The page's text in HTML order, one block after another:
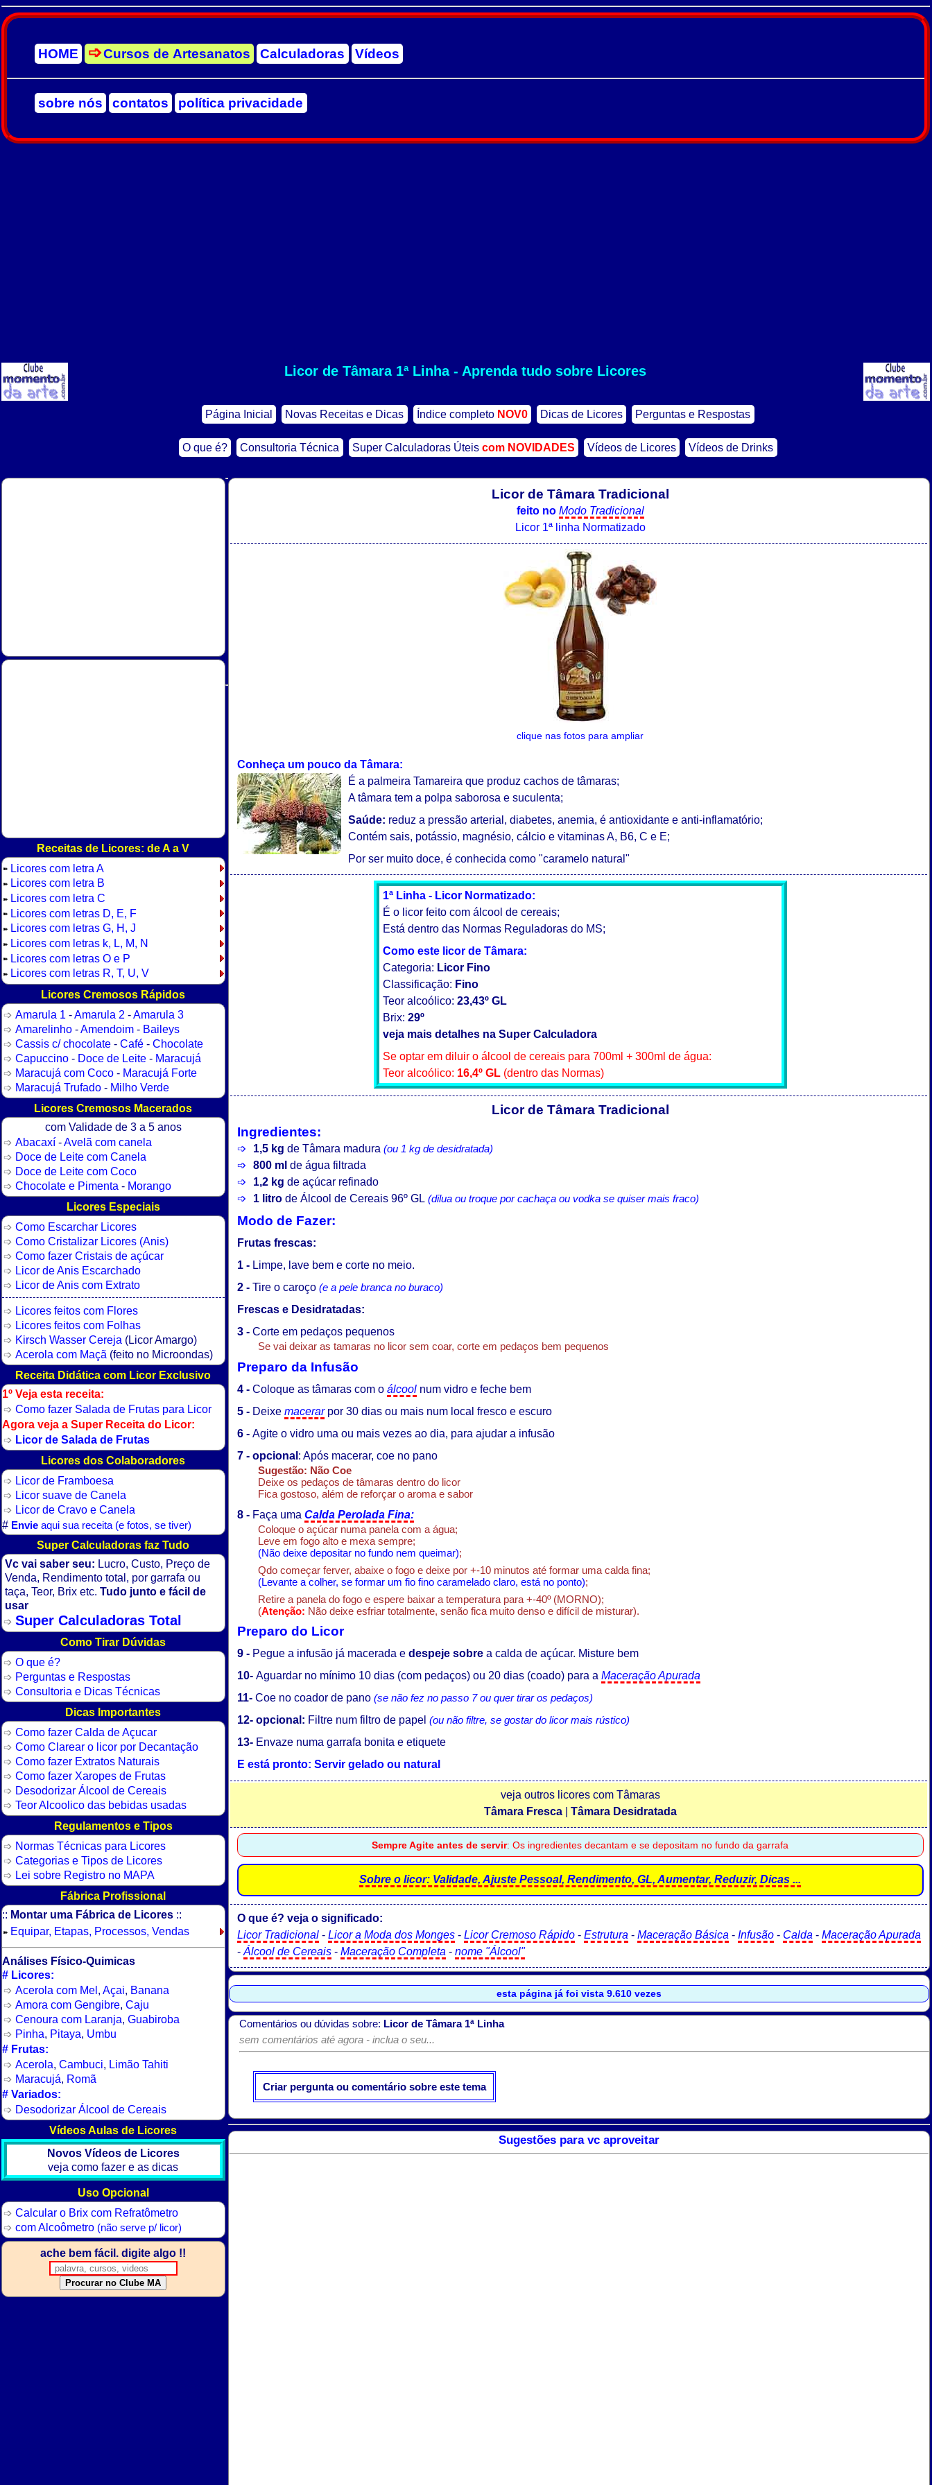
HOME Cursos de Artesanatos Calculadoras Vídeos
sobre nós contatos política privacidade
Licor de Tâmara 1ª Linha - Aprenda tudo sobre Licores
Página Inicial Novas Receitas e Dicas Índice completo NOV0 Dicas de Licores Perguntas e Respostas
O que é? Consultoria Técnica Super Calculadoras Úteis com NOVIDADES Vídeos de Licores Vídeos de Drinks
Licor de Tâmara Tradicional
feito no Modo Tradicional
Licor 1ª linha Normatizado
clique nas fotos para ampliar
Conheça um pouco da Tâmara:
É a palmeira Tamareira que produz cachos de tâmaras;
A tâmara tem a polpa saborosa e suculenta;
Saúde: reduz a pressão arterial, diabetes, anemia, é antioxidante e anti-inflamatório;
Contém sais, potássio, magnésio, cálcio e vitaminas A, B6, C e E;
Por ser muito doce, é conhecida como "caramelo natural"
1ª Linha - Licor Normatizado:
É o licor feito com álcool de cereais;
Está dentro das Normas Reguladoras do MS;
Como este licor de Tâmara:
Categoria: Licor Fino
Classificação: Fino
Teor alcoólico: 23,43º GL
Brix: 29º
veja mais detalhes na Super Calculadora
Se optar em diluir o álcool de cereais para 700ml + 300ml de água:
Teor alcoólico: 16,4º GL(dentro das Normas)
Licor de Tâmara Tradicional
Ingredientes:
1,5 kg de Tâmara madura (ou 1 kg de desidratada)
800 ml de água filtrada
1,2 kg de açúcar refinado
1 litrode Álcool de Cereais 96º GL (dilua ou troque por cachaça ou vodka se quiser mais fraco)
Modo de Fazer:
Frutas frescas:
1 - Limpe, lave bem e corte no meio.
2 - Tire o caroço (e a pele branca no buraco)
Frescas e Desidratadas:
3 - Corte em pedaços pequenos
Se vai deixar as tamaras no licor sem coar, corte em pedaços bem pequenos
Preparo da Infusão
4 - Coloque as tâmaras com o álcoolnum vidro e feche bem
5 - Deixe macerarpor 30 dias ou mais num local fresco e escuro
6 - Agite o vidro uma ou mais vezes ao dia, para ajudar a infusão
7 - opcional : Após macerar, coe no pano
Sugestão: Não Coe
Deixe os pedaços de tâmaras dentro do licor
Fica gostoso, além de reforçar o aroma e sabor
8 - Faça uma Calda Perolada Fina:
Coloque o açúcar numa panela com a água;
Leve em fogo alto e mexa sempre;
(Não deixe depositar no fundo nem queimar);
Qdo começar ferver, abaixe o fogo e deixe por +-10 minutos até formar uma calda fina;
(Levante a colher, se formar um fio fino caramelado claro, está no ponto);
Retire a panela do fogo e espere baixar a temperatura para +-40º (MORNO);
(Atenção: Não deixe esfriar totalmente, senão fica muito denso e difícil de misturar).
Preparo do Licor
9 - Pegue a infusão já macerada e despeje sobrea calda de açúcar. Misture bem
10- Aguardar no mínimo 10 dias (com pedaços) ou 20 dias (coado) para a Maceração Apurada
11- Coe no coador de pano (se não fez no passo 7 ou quer tirar os pedaços)
12- opcional: Filtre num filtro de papel (ou não filtre, se gostar do licor mais rústico)
13- Envaze numa garrafa bonita e etiquete
E está pronto: Servir gelado ou natural
veja outros licores com Tâmaras
Tâmara Fresca| Tâmara Desidratada
Sempre Agite antes de servir: Os ingredientes decantam e se depositam no fundo da garrafa
Sobre o licor: Validade, Ajuste Pessoal, Rendimento, GL, Aumentar, Reduzir, Dicas ...
O que é? veja o significado:
Licor Tradicional- Licor a Moda dos Monges- Licor Cremoso Rápido- Estrutura - Maceração Básica - Infusão- Calda - Maceração Apurada
- Álcool de Cereais- Maceração Completa - nome "Álcool"
esta página já foi vista 9.610 vezes
Comentários ou dúvidas sobre: Licor de Tâmara 1ª Linha
sem comentários até agora - inclua o seu...
Criar pergunta ou comentário sobre este tema
Sugestões para vc aproveitar
Receitas de Licores: de A a V
➽ Licores com letra A
➽ Licores com letra B
➽ Licores com letra C
➽ Licores com letras D, E, F
➽ Licores com letras G, H, J
➽ Licores com letras k, L, M, N
➽ Licores com letras O e P
➽ Licores com letras R, T, U, V
Licores Cremosos Rápidos
Amarula 1 -Amarula 2 -Amarula 3
Amarelinho-Amendoim- Baileys
Cassis c/ chocolate- Café- Chocolate
Capuccino- Doce de Leite- Maracujá
Maracujá com Coco- Maracujá Forte
Maracujá Trufado- Milho Verde
Licores Cremosos Macerados
com Validade de 3 a 5 anos
Abacaxí-Avelã com canela
Doce de Leite com Canela
Doce de Leite com Coco
Chocolate e Pimenta - Morango
Licores Especiais
Como Escarchar Licores
Como Cristalizar Licores (Anis)
Como fazer Cristais de açúcar
Licor de Anis Escarchado
Licor de Anis com Extrato
Licores feitos com Flores
Licores feitos com Folhas
Kirsch Wasser Cereja (Licor Amargo)
Acerola com Maçã (feito no Microondas)
Receita Didática com Licor Exclusivo
1º Veja esta receita:
Como fazer Salada de Frutas para Licor
Agora veja a Super Receita do Licor:
Licor de Salada de Frutas
Licores dos Colaboradores
Licor de Framboesa
Licor suave de Canela
Licor de Cravo e Canela
# Envieaqui sua receita (e fotos, se tiver)
Super Calculadoras faz Tudo
Vc vai saber seu: Lucro, Custo, Preço de
Venda, Rendimento total, por garrafa ou
taça, Teor, Brix etc. Tudo junto e fácil de
usar
Super Calculadoras Total
Como Tirar Dúvidas
O que é?
Perguntas e Respostas
Consultoria e Dicas Técnicas
Dicas Importantes
Como fazer Calda de Açucar
Como Clarear o licor por Decantação
Como fazer Extratos Naturais
Como fazer Xaropes de Frutas
Desodorizar Álcool de Cereais
Teor Alcoolico das bebidas usadas
Regulamentos e Tipos
Normas Técnicas para Licores
Categorias e Tipos de Licores
Lei sobre Registro no MAPA
Fábrica Profissional
:: Montar uma Fábrica de Licores::
➽ Equipar, Etapas, Processos, Vendas
Análises Físico-Quimicas
# Licores:
Acerola com Mel, Açai, Banana
Amora com Gengibre, Caju
Cenoura com Laranja, Guabiroba
Pinha, Pitaya, Umbu
# Frutas:
Acerola, Cambuci, Limão Tahiti
Maracujá, Romã
# Variados:
Desodorizar Álcool de Cereais
Vídeos Aulas de Licores
Novos Vídeos de Licores
veja como fazer e as dicas
Uso Opcional
Calcular o Brix com Refratômetro
com Alcoômetro (não serve p/ licor)
ache bem fácil. digite algo !!
Procurar no Clube MA